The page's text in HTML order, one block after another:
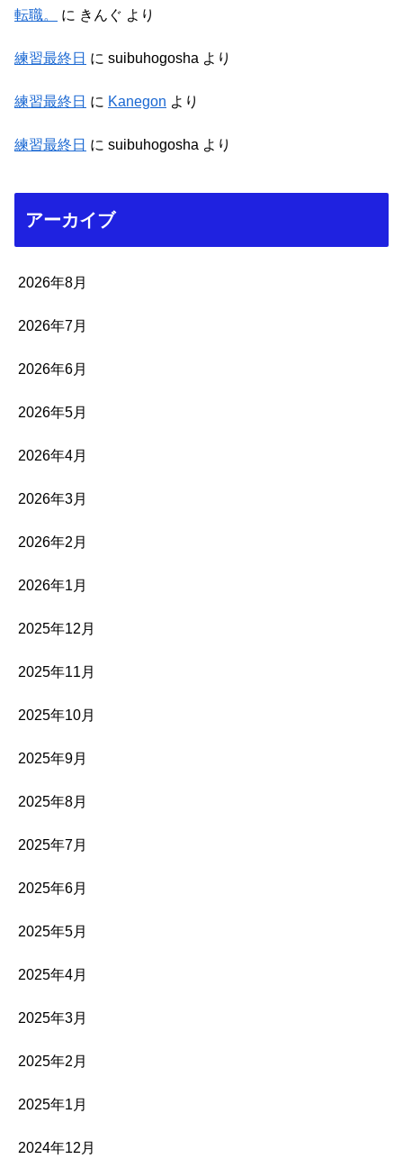
転職。 に きんぐ より
練習最終日 に suibuhogosha より
練習最終日 に Kanegon より
練習最終日 に suibuhogosha より
アーカイブ
2026年8月
2026年7月
2026年6月
2026年5月
2026年4月
2026年3月
2026年2月
2026年1月
2025年12月
2025年11月
2025年10月
2025年9月
2025年8月
2025年7月
2025年6月
2025年5月
2025年4月
2025年3月
2025年2月
2025年1月
2024年12月